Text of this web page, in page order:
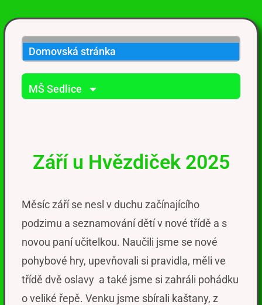
Domovská stránka
MŠ Sedlice
Září u Hvězdiček 2025
Měsíc září se nesl v duchu začínajícího
podzimu a seznamování dětí v nové třídě a s
novou paní učitelkou. Naučili jsme se nové
pohybové hry, upevňovali si pravidla, měli ve
třídě dvě oslavy a také jsme si zahráli pohádku
o veliké řepě. Venku jsme sbírali kaštany, z